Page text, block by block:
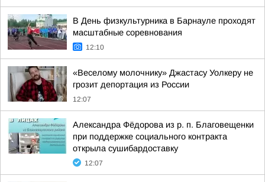
В День физкультурника в Барнауле проходят
масштабные соревнования
12:10
«Веселому молочнику» Джастасу Уолкеру не
грозит депортация из России
12:07
Александра Фёдорова из р. п. Благовещенки
при поддержке социального контракта
открыла сушибардоставку
12:07